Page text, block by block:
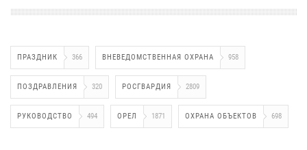
ПРАЗДНИК 366 ВНЕВЕДОМСТВЕННАЯ ОХРАНА 958
ПОЗДРАВЛЕНИЯ 320 РОСГВАРДИЯ 2809
РУКОВОДСТВО 494 ОРЕЛ 1871 ОХРАНА ОБЪЕКТОВ 698